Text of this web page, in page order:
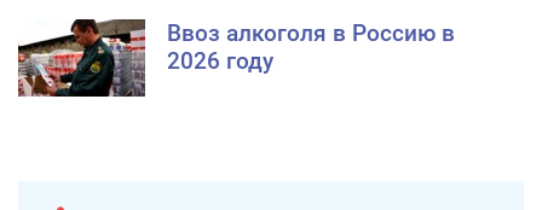
Ввоз алкоголя в Россию в
2026 году